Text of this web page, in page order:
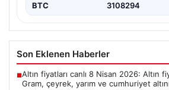
BTC 3108294
Son Eklenen Haberler
■Altın fiyatları canlı 8 Nisan 2026: Altın
Gram, çeyrek, yarım ve cumhuriyet